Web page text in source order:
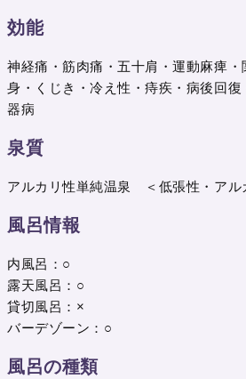
効能
神経痛・筋肉痛・五十肩・運動麻痺・
身・くじき・冷え性・痔疾・病後回
器病
泉質
アルカリ性単純温泉 ＜低張性・アル
風呂情報
内風呂：○
露天風呂：○
貸切風呂：×
バーデゾーン：○
風呂の種類